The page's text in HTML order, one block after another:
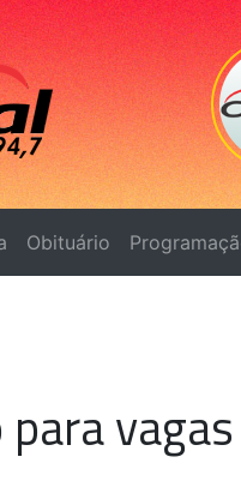
Obituário
para